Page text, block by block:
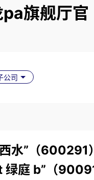
旗舰厅官
公司
水”（600291
庭 b”（